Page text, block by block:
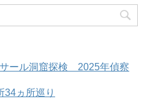
ール洞窟探検 2025年偵察
ヵ所巡り